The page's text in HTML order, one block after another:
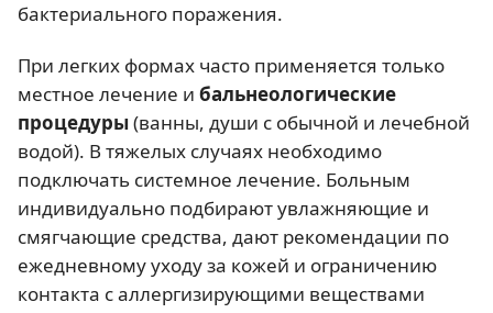
бактериального поражения.
При легких формах часто применяется только
местное лечение и бальнеологические
процедуры(ванны, души с обычной и лечебной
водой). В тяжелых случаях необходимо
подключать системное лечение. Больным
индивидуально подбирают увлажняющие и
смягчающие средства, дают рекомендации по
ежедневному уходу за кожей и ограничению
контакта с аллергизирующими веществами